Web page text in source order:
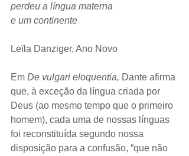
perdeu a língua materna
e um continente
Leïla Danziger, Ano Novo
Em De vulgari eloquentia, Dante afirma
que, à exceção da língua criada por
Deus (ao mesmo tempo que o primeiro
homem), cada uma de nossas línguas
foi reconstituída segundo nossa
disposição para a confusão, “que não